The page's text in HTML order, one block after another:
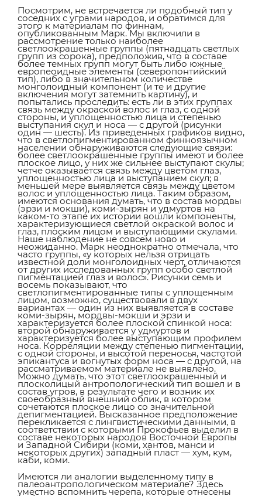
Посмотрим, не встречается ли подобный тип у
соседних с уграми народов, и обратимся для
этого к материалам по финнам,
опубликованным Марк. Мы включили в
рассмотрение только наиболее
светлоокрашенные группы (пятнадцать светлых
групп из сорока), предположив, что в составе
более темных групп могут быть либо южные
европеоидные элементы (северопонтийский
тип), либо в значительном количестве
монголоидный компонент (и те и другие
включения могут затемнить картину), и
попытались проследить: есть ли в этих группах
связь между окраской волос и глаз, с одной
стороны, и уплощенностью лица и степенью
выступания скул и носа — с другой (рисунки
один — шесть). Из приведенных графиков видно,
что в светлопигментированном финноязычном
населении обнаруживаются следующие связи:
более светлоокрашенные группы имеют и более
плоское лицо, у них же сильнее выступают скулы;
четче оказывается связь между цветом глаз,
уплощенностью лица и выступанием скул; в
меньшей мере выявляется связь между цветом
волос и уплощенностью лица. Таким образом,
имеются основания думать, что в состав мордвы
(эрзи и мокши), коми-зырян и удмуртов на
каком-то этапе их истории вошли компоненты,
характеризующиеся светлой окраской волос и
глаз, плоским лицом и выступающими скулами.
Наше наблюдение не совсем ново и
неожиданно. Марк неоднократно отмечала, что
часто группы, «у которых нельзя отрицать
известной доли монголоидных черт, отличаются
от других исследованных групп особо светлой
пигментацией глаз и волос». Рисунки семь и
восемь показывают, что
светлопигментированные типы с уплощенным
лицом, возможно, существовали в двух
вариантах — один из них выявляется в составе
коми-зырян, мордвы-мокши и эрзи и
характеризуется более плоской спинкой носа:
второй обнаруживается у удмуртов и
характеризуется более выступающим профилем
носа. Корреляции между степенью пигментации,
с одной стороны, и высотой переносья, частотой
эпикантуса и вогнутых форм носа — с другой, на
рассматриваемом материале не выявлено.
Можно думать, что этот светлоокрашенный и
плосколицый антропологический тип вошел и в
состав угров, в результате чего и возник их
своеобразный внешний облик, в котором
сочетаются плоское лицо со значительной
депигментацией. Высказанное предположение
перекликается с лингвистическими данными, в
соответствии с которыми Прокофьев выделил в
составе некоторых народов Восточной Европы
и Западной Сибири (коми, хантов, манси и
некоторых других) западный пласт — хум, кум,
каби, коми.
Имеются ли аналогии выделенному типу в
палеоантропологическом материале? Здесь
уместно вспомнить черепа, которые отнесены